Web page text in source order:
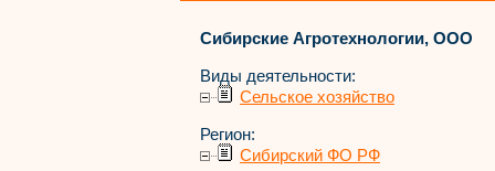
Сибирские Агротехнологии, ООО
Виды деятельности:
Сельское хозяйство
Регион:
Сибирский ФО РФ